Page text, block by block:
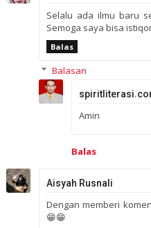
Selalu ada ilmu baru
Semoga saya bisa
Balas
Balasan
Amin
Balas
Aisyah Rusnali
Dengan memberi
😁😁